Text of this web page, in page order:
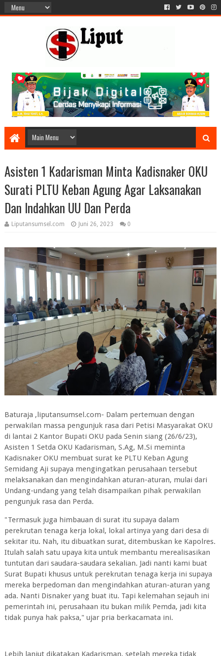
Asisten 1 Kadarisman Minta Kadisnaker OKU
Surati PLTU Keban Agung Agar Laksanakan
Dan Indahkan UU Dan Perda
Liputansumsel.com Juni 26, 2023 0
Baturaja ,liputansumsel.com- Dalam pertemuan dengan
perwakilan massa pengunjuk rasa dari Petisi Masyarakat OKU
di lantai 2 Kantor Bupati OKU pada Senin siang (26/6/23),
Asisten 1 Setda OKU Kadarisman, S.Ag, M.Si meminta
Kadisnaker OKU membuat surat ke PLTU Keban Agung
Semidang Aji supaya mengingatkan perusahaan tersebut
melaksanakan dan mengindahkan aturan-aturan, mulai dari
Undang-undang yang telah disampaikan pihak perwakilan
pengunjuk rasa dan Perda.
"Termasuk juga himbauan di surat itu supaya dalam
perekrutan tenaga kerja lokal, lokal artinya yang dari desa di
sekitar itu. Nah, itu dibuatkan surat, ditembuskan ke Kapolres.
Itulah salah satu upaya kita untuk membantu merealisasikan
tuntutan dari saudara-saudara sekalian. Jadi nanti kami buat
Surat Bupati khusus untuk perekrutan tenaga kerja ini supaya
mereka berpedoman dan mengindahkan aturan-aturan yang
ada. Nanti Disnaker yang buat itu. Tapi kelemahan sejauh ini
pemerintah ini, perusahaan itu bukan milik Pemda, jadi kita
tidak punya hak paksa," ujar pria berkacamata ini.
Lebih lanjut dikatakan Kadarisman, setelah mereka tidak